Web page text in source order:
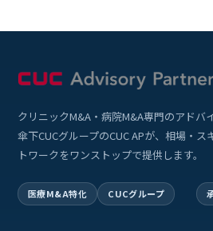
クリニックM&A・病院M&A専門のアドバ
傘下CUCグループのCUC APが、相場・
トワークをワンストップで提供します。
医療M&A特化 CUCグループ